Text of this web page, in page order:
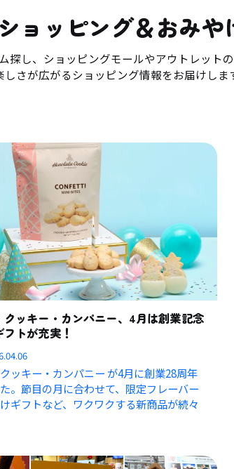
ョッピング＆おみや
探し、ショッピングモールやアウトレット
しさが広がるショッピング情報をお届けしま
クッキー・カンパニー、4月は創業記念
トが充実！
ッキー・カンパニー が4月に創業28周年
。節目の月に合わせて、限定フレーバー
ギフトなど、ワクワクする新商品が続々